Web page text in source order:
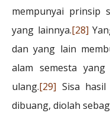
mempunyai prinsip
yang lainnya.[28]
dan yang lain
alam semesta
ulang.[29] Sisa
dibuang, diolah